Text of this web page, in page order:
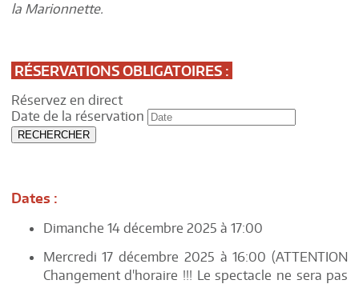
la Marionnette.
RÉSERVATIONS OBLIGATOIRES :
Réservez en direct
Date de la réservation
RECHERCHER
Dates :
Dimanche 14 décembre 2025 à 17:00
Mercredi 17 décembre 2025 à 16:00 (ATTENTION
Changement d'horaire !!! Le spectacle ne sera pas